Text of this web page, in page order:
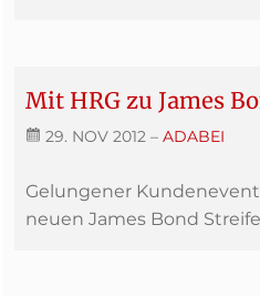
Mit HRG zu James
29. NOV 2012 – ADABEI
Gelungener
neuen James Bond